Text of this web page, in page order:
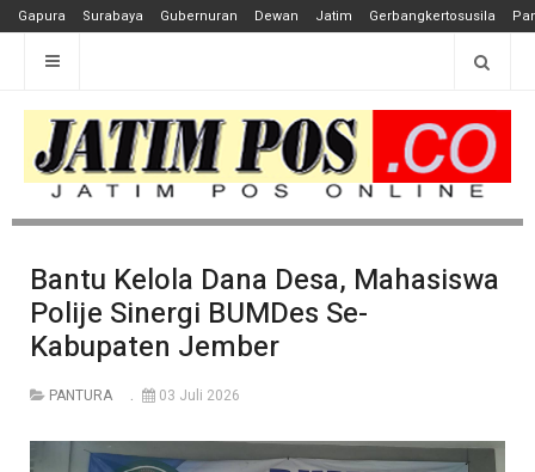
Gapura Surabaya Gubernuran Dewan Jatim Gerbangkertosusila
Bantu Kelola Dana Desa, Mahasiswa
Polije Sinergi BUMDes Se-
Kabupaten Jember
PANTURA 03 Juli 2026